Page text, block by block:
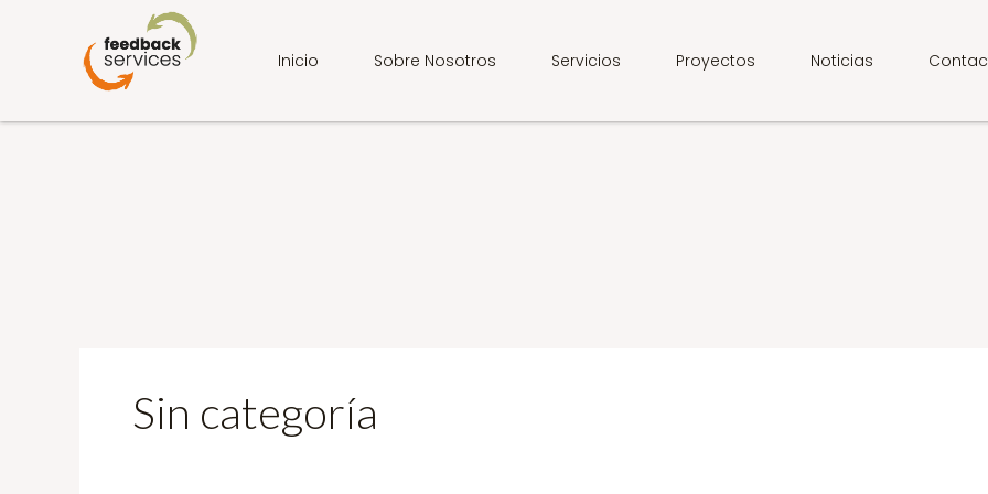
Inicio Sobre Nosotros Servicios Proyectos Noticias
Sin categoría